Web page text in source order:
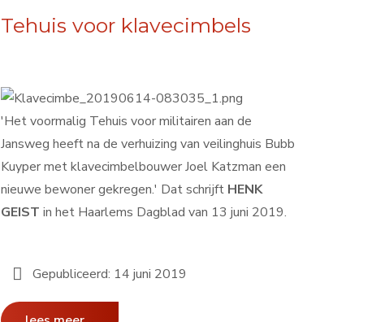
Tehuis voor klavecimbels
'Het voormalig Tehuis voor militairen aan de
Jansweg heeft na de verhuizing van veilinghuis Bubb
Kuyper met klavecimbelbouwer Joel Katzman een
nieuwe bewoner gekregen.' Dat schrijft HENK
GEIST in het Haarlems Dagblad van 13 juni 2019.
Gepubliceerd: 14 juni 2019